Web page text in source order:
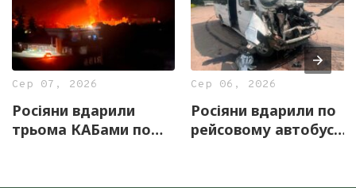
Сер 07, 2026
Росіяни вдарили
трьома КАБами по
Сер 06, 2026
Росіяни вдарили по
рейсовому автобусу